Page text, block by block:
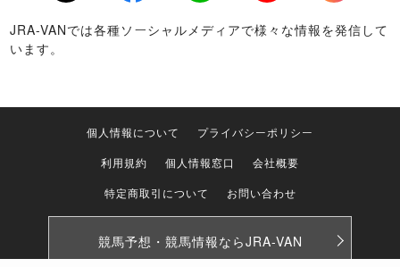
Twitter Facebook LINE Youtube
Instagram
JRA-VANでは各種ソーシャルメディアで様々な情報を発信して
います。
個人情報について
プライバシーポリシー
利用規約
個人情報窓口
会社概要
特定商取引について
お問い合わせ
競馬予想・競馬情報ならJRA-VAN